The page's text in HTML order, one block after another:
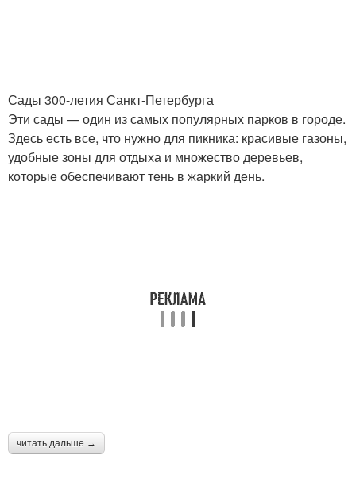
Сады 300-летия Санкт-Петербурга
Эти сады — один из самых популярных парков в городе.
Здесь есть все, что нужно для пикника: красивые газоны,
удобные зоны для отдыха и множество деревьев,
которые обеспечивают тень в жаркий день.
читать дальше →